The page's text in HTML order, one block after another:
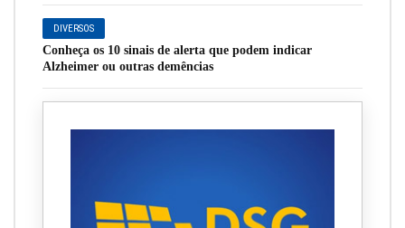
DIVERSOS
Conheça os 10 sinais de alerta que podem indicar
Alzheimer ou outras demências